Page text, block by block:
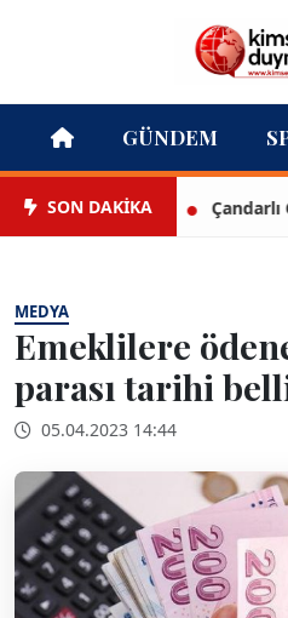
GÜNDEM
SON DAKİKA Çandarlı
MEDYA
Emeklilere
parası tarihi
05.04.2023 14:44